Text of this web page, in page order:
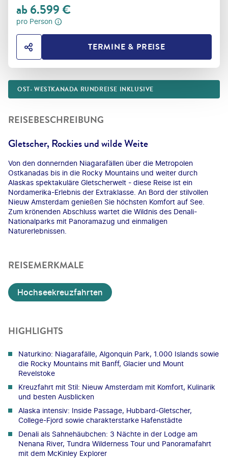
ab6.599€
pro Person
HOTEL TEILENTERMINE & PREISE
OST- WESTKANADA RUNDREISE INKLUSIVE
REISEBESCHREIBUNG
Gletscher, Rockies und wilde Weite
Von den donnernden Niagarafällen über die Metropolen
Ostkanadas bis in die Rocky Mountains und weiter durch
Alaskas spektakuläre Gletscherwelt - diese Reise ist ein
Nordamerika-Erlebnis der Extraklasse. An Bord der stilvollen
Nieuw Amsterdam genießen Sie höchsten Komfort auf See.
Zum krönenden Abschluss wartet die Wildnis des Denali-
Nationalparks mit Panoramazug und einmaligen
Naturerlebnissen.
REISEMERKMALE
Hochseekreuzfahrten
HIGHLIGHTS
Naturkino: Niagarafälle, Algonquin Park, 1.000 Islands sowie
die Rocky Mountains mit Banff, Glacier und Mount
Revelstoke
Kreuzfahrt mit Stil: Nieuw Amsterdam mit Komfort, Kulinarik
und besten Ausblicken
Alaska intensiv: Inside Passage, Hubbard-Gletscher,
College-Fjord sowie charakterstarke Hafenstädte
Denali als Sahnehäubchen: 3 Nächte in der Lodge am
Nenana River, Tundra Wilderness Tour und Panoramafahrt
mit dem McKinley Explorer